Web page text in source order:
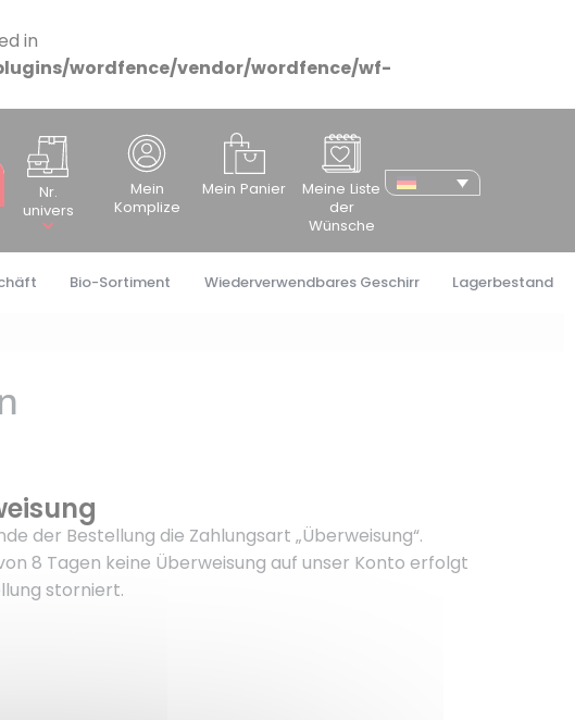
in
wordfence/vendor/wordfence/wf-
Rechercher
Nr.
univers
Mein
Komplize
Mein Panier
Meine Liste
der
Wünsche
Bio-Sortiment Wiederverwendbares Geschirr Lagerbestand
der Bestellung die Zahlungsart „Überweisung“.
8 Tagen keine Überweisung auf unser Konto erfolgt
storniert.